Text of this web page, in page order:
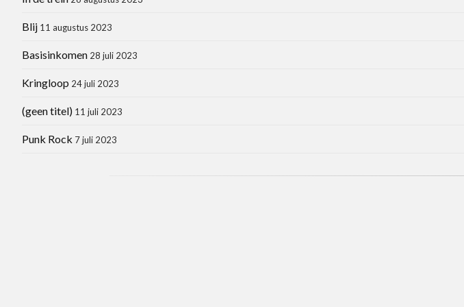
Blij 11 augustus 2023
Basisinkomen 28 juli 2023
Kringloop 24 juli 2023
(geen titel) 11 juli 2023
Punk Rock 7 juli 2023